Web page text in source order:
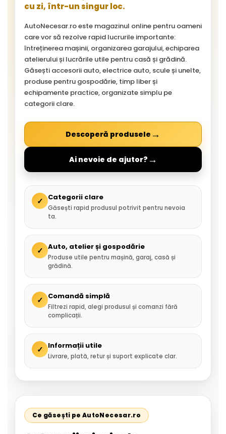
cu zi, într-un singur loc.
AutoNecesar.ro este magazinul online pentru oameni
care vor să rezolve rapid lucrurile importante:
întreținerea mașinii, organizarea garajului, echiparea
atelierului și lucrările utile pentru casă și grădină.
Găsești accesorii auto, electrice auto, scule și unelte,
produse pentru gospodărie, timp liber și
echipamente practice, organizate simplu pe
categorii clare.
Descoperă produsele →
Ai nevoie de ajutor? →
✓ Categorii clare
Găsești rapid produsul potrivit pentru nevoia
ta.
✓ Auto, atelier și gospodărie
Produse utile pentru mașină, garaj, casă și
grădină.
✓ Comandă simplă
Filtrezi rapid, alegi produsul și comanzi fără
complicații.
✓ Informații utile
Livrare, plată, retur și suport explicate clar.
Ce găsești pe AutoNecesar.ro